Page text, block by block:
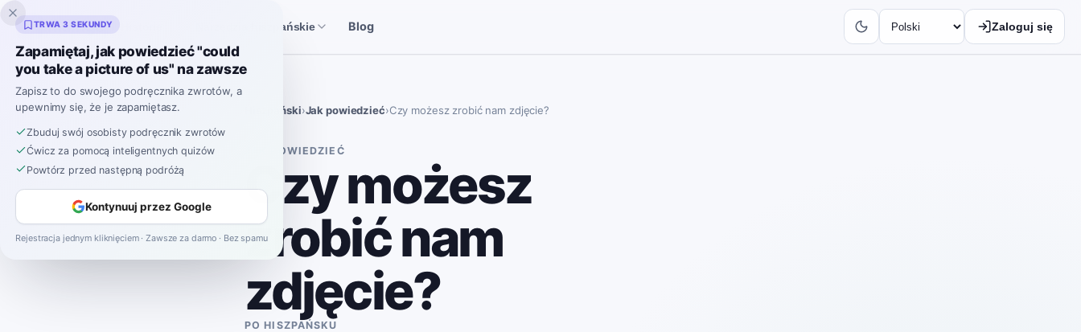
Inklingo Narzędzia hiszpańskie Blog Zaloguj się
Hiszpański›Jak powiedzieć›Czy możesz zrobić nam zdjęcie?
JAK POWIEDZIEĆ
Czy możesz
zrobić nam
zdjęcie?
PO HISZPAŃSKU
TRWA 3 SEKUNDY
Zapamiętaj, jak powiedzieć "could
you take a picture of us" na zawsze
Zapisz to do swojego podręcznika zwrotów, a
upewnimy się, że je zapamiętasz.
Zbuduj swój osobisty podręcznik zwrotów
Ćwicz za pomocą inteligentnych quizów
Powtórz przed następną podróżą
Kontynuuj przez Google
Rejestracja jednym kliknięciem · Zawsze za darmo · Bez spamu